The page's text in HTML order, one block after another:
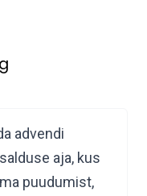
advendi
aja, kus
puudumist,